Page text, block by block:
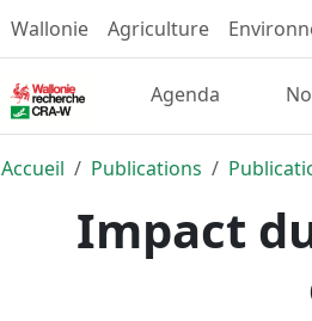
Wallonie Agriculture
Agenda
Accueil Publications
Impact